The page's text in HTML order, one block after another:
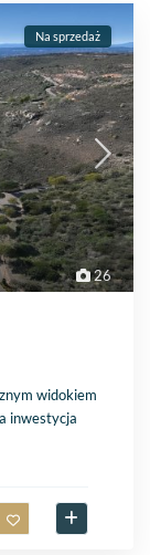
26
Na sprzedaż
widokiem
inwestycja